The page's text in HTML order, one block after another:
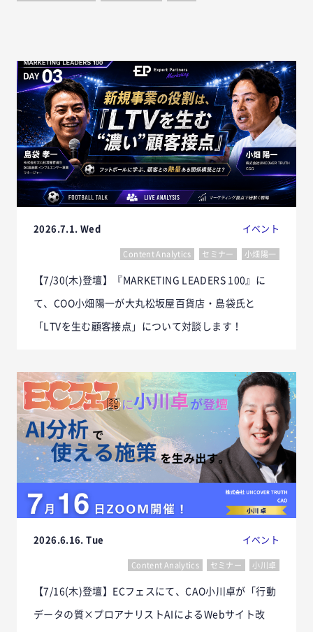
2026.7.1. Wed イベント
Content Analytics セミナー 小畑陽一
【7/30(木)登壇】『MARKETING LEADERS 100』に
て、COO小畑陽一が大丸松坂屋百貨店・島袋氏と
「LTVを生む顧客接点」について対談します！
2026.6.16. Tue イベント
Content Analytics セミナー 小川卓
【7/16(木)登壇】ECフェスにて、CAO小川卓が「行動
データの質×プロアナリストAIによるWebサイト改